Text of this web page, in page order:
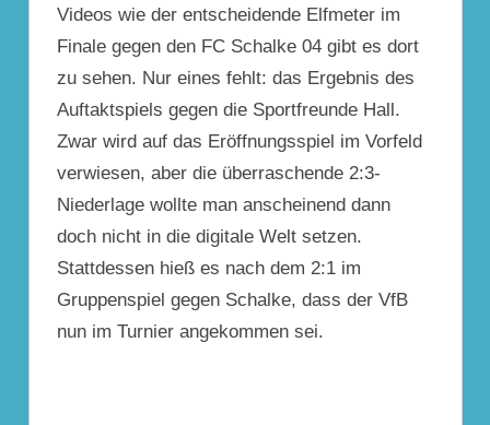
Videos wie der entscheidende Elfmeter im
Finale gegen den FC Schalke 04 gibt es dort
zu sehen. Nur eines fehlt: das Ergebnis des
Auftaktspiels gegen die Sportfreunde Hall.
Zwar wird auf das Eröffnungsspiel im Vorfeld
verwiesen, aber die überraschende 2:3-
Niederlage wollte man anscheinend dann
doch nicht in die digitale Welt setzen.
Stattdessen hieß es nach dem 2:1 im
Gruppenspiel gegen Schalke, dass der VfB
nun im Turnier angekommen sei.